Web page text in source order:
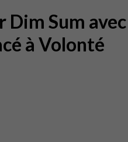
Sum avec
à Volonté